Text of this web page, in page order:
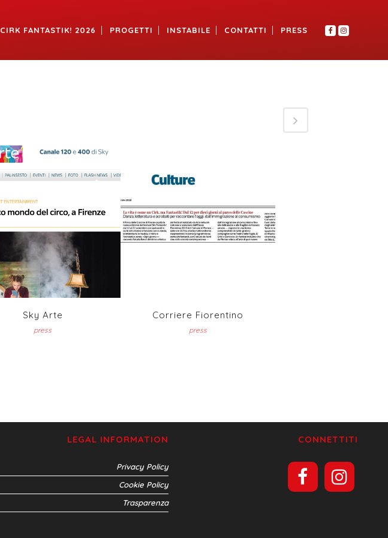
CIRK FANTASTIK! 2026 PROGETTI INSTABILE CONTATTI PRESS
VIEW
Sky Arte
press
VIEW
Corriere Fiorentino
press
LEGAL INFORMATION
Privacy Policy
Cookie Policy
Trasparenza
CONNETTITI